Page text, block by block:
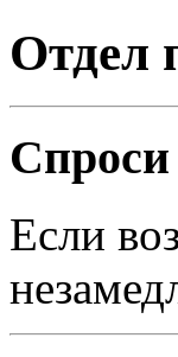
Отдел
Спроси
Если